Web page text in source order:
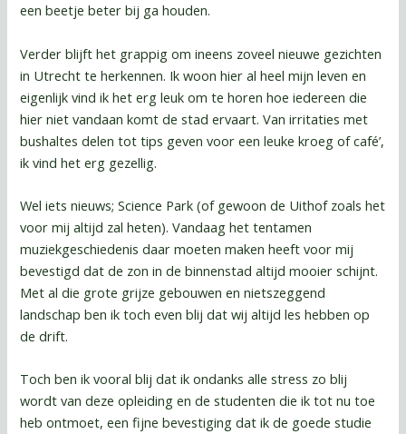
een beetje beter bij ga houden.
Verder blijft het grappig om ineens zoveel nieuwe gezichten
in Utrecht te herkennen. Ik woon hier al heel mijn leven en
eigenlijk vind ik het erg leuk om te horen hoe iedereen die
hier niet vandaan komt de stad ervaart. Van irritaties met
bushaltes delen tot tips geven voor een leuke kroeg of café’,
ik vind het erg gezellig.
Wel iets nieuws; Science Park (of gewoon de Uithof zoals het
voor mij altijd zal heten). Vandaag het tentamen
muziekgeschiedenis daar moeten maken heeft voor mij
bevestigd dat de zon in de binnenstad altijd mooier schijnt.
Met al die grote grijze gebouwen en nietszeggend
landschap ben ik toch even blij dat wij altijd les hebben op
de drift.
Toch ben ik vooral blij dat ik ondanks alle stress zo blij
wordt van deze opleiding en de studenten die ik tot nu toe
heb ontmoet, een fijne bevestiging dat ik de goede studie